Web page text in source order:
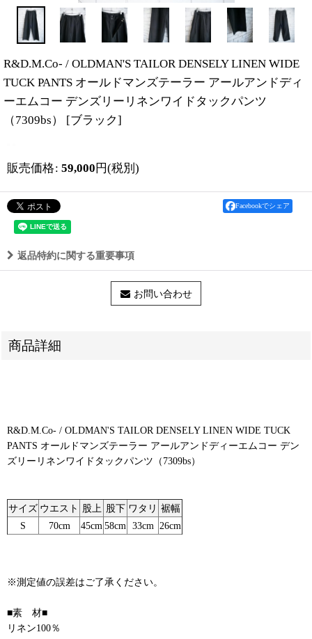
R&D.M.Co- / OLDMAN'S TAILOR DENSELY LINEN WIDE
TUCK PANTS オールドマンズテーラー アールアンドディ
ーエムコー デンズリーリネンワイドタックパンツ
（7309bs）
[ブラック]
販売価格: 59,000 円(税別)
Facebookでシェア
返品特約に関する重要事項
お問い合わせ
商品詳細
R&D.M.Co- / OLDMAN'S TAILOR DENSELY LINEN WIDE TUCK
PANTS オールドマンズテーラー アールアンドディーエムコー デン
ズリーリネンワイドタックパンツ（7309bs）
サイズ ウエスト 股上 股下 ワタリ 裾幅
S
70cm 45cm 58cm 33cm 26cm
※測定値の誤差はご了承ください。
■素 材■
リネン100％